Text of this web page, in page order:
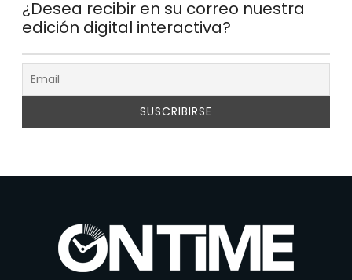
¿Desea recibir en su correo nuestra
edición digital interactiva?